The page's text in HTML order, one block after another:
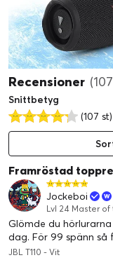
Recensioner
Snittbetyg
(107 st)
Framröstad
Jockeboi
Lvl 24 Master
Glömde du
dag. För 99 spänn så
JBL T110 - Vit